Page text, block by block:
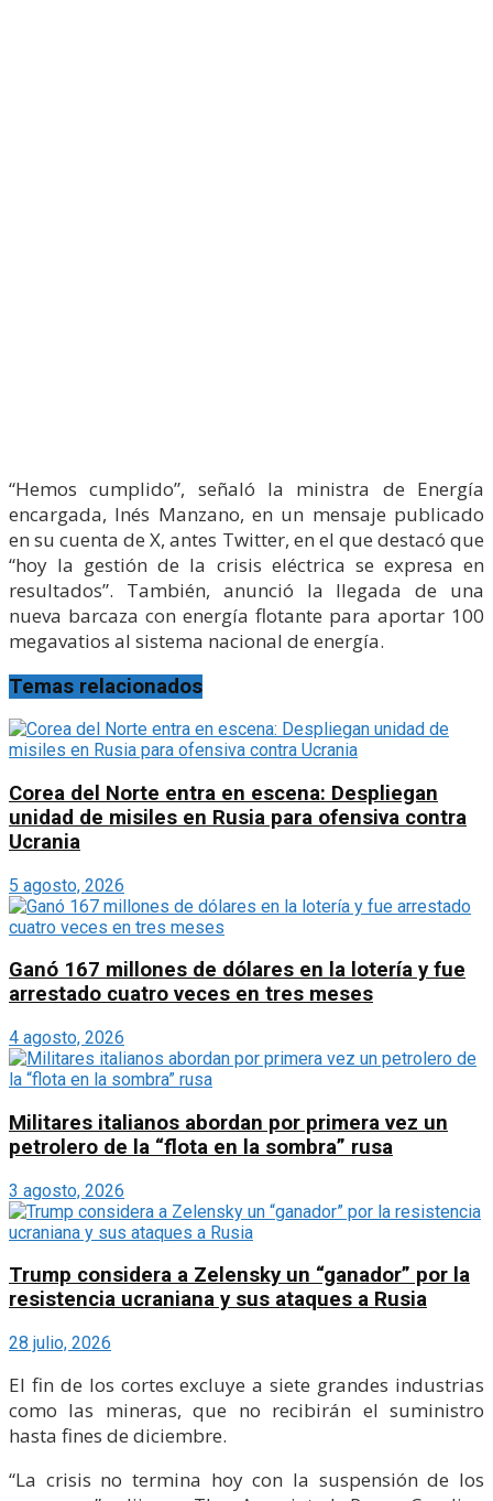
“Hemos cumplido”, señaló la ministra de Energía
encargada, Inés Manzano, en un mensaje publicado
en su cuenta de X, antes Twitter, en el que destacó que
“hoy la gestión de la crisis eléctrica se expresa en
resultados”. También, anunció la llegada de una
nueva barcaza con energía flotante para aportar 100
megavatios al sistema nacional de energía.
Temas relacionados
Corea del Norte entra en escena: Despliegan
unidad de misiles en Rusia para ofensiva contra
Ucrania
5 agosto, 2026
Ganó 167 millones de dólares en la lotería y fue
arrestado cuatro veces en tres meses
4 agosto, 2026
Militares italianos abordan por primera vez un
petrolero de la “flota en la sombra” rusa
3 agosto, 2026
Trump considera a Zelensky un “ganador” por la
resistencia ucraniana y sus ataques a Rusia
28 julio, 2026
El fin de los cortes excluye a siete grandes industrias
como las mineras, que no recibirán el suministro
hasta fines de diciembre.
“La crisis no termina hoy con la suspensión de los